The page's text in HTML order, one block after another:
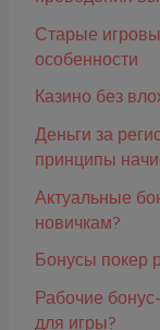
Старые
особенности
Казино без
Деньги за
принципы
Актуальные
новичкам?
Бонусы покер
Рабочие
для игры?